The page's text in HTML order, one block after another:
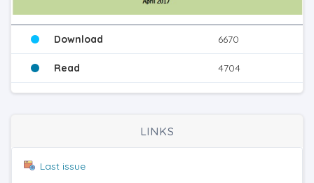
Download 6670
Read 4704
LINKS
Last issue